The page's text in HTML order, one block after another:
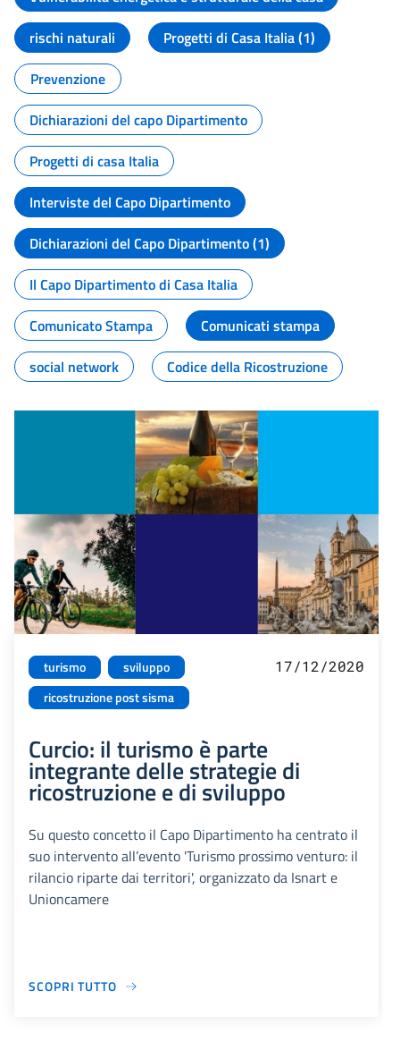
rischi naturali
Progetti di Casa Italia (1)
Prevenzione
Dichiarazioni del capo Dipartimento
Progetti di casa Italia
Interviste del Capo Dipartimento
Dichiarazioni del Capo Dipartimento (1)
Il Capo Dipartimento di Casa Italia
Comunicato Stampa
Comunicati stampa
social network
Codice della Ricostruzione
turismo
sviluppo
ricostruzione post sisma
17/12/2020
Curcio: il turismo è parte
integrante delle strategie di
ricostruzione e di sviluppo
Su questo concetto il Capo Dipartimento ha centrato il
suo intervento all’evento 'Turismo prossimo venturo: il
rilancio riparte dai territori', organizzato da Isnart e
Unioncamere
SCOPRI TUTTO